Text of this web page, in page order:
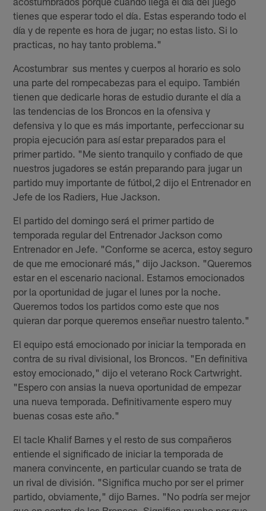
tienes que esperar todo el día. Estas esperando todo el
día y de repente es hora de jugar; no estas listo. Si lo
practicas, no hay tanto problema."
Acostumbrar sus mentes y cuerpos al horario es solo
una parte del rompecabezas para el equipo. También
tienen que dedicarle horas de estudio durante el día a
las tendencias de los Broncos en la ofensiva y
defensiva y lo que es más importante, perfeccionar su
propia ejecución para así estar preparados para el
primer partido. "Me siento tranquilo y confiado de que
nuestros jugadores se están preparando para jugar un
partido muy importante de fútbol,2 dijo el Entrenador en
Jefe de los Radiers, Hue Jackson.
El partido del domingo será el primer partido de
temporada regular del Entrenador Jackson como
Entrenador en Jefe. "Conforme se acerca, estoy seguro
de que me emocionaré más," dijo Jackson. "Queremos
estar en el escenario nacional. Estamos emocionados
por la oportunidad de jugar el lunes por la noche.
Queremos todos los partidos como este que nos
quieran dar porque queremos enseñar nuestro talento."
El equipo está emocionado por iniciar la temporada en
contra de su rival divisional, los Broncos. "En definitiva
estoy emocionado," dijo el veterano Rock Cartwright.
"Espero con ansias la nueva oportunidad de empezar
una nueva temporada. Definitivamente espero muy
buenas cosas este año."
El tacle Khalif Barnes y el resto de sus compañeros
entiende el significado de iniciar la temporada de
manera convincente, en particular cuando se trata de
un rival de división. "Significa mucho por ser el primer
partido, obviamente," dijo Barnes. "No podría ser mejor